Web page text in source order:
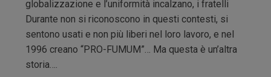
globalizzazione e l’uniformità incalzano, i fratelli
Durante non si riconoscono in questi contesti, si
sentono usati e non più liberi nel loro lavoro, e nel
1996 creano “PRO-FUMUM”… Ma questa è un’altra
storia….